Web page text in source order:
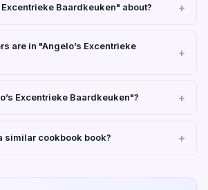
Excentrieke Baardkeuken" about?
are in "Angelo’s Excentrieke
Excentrieke Baardkeuken"?
similar cookbook book?